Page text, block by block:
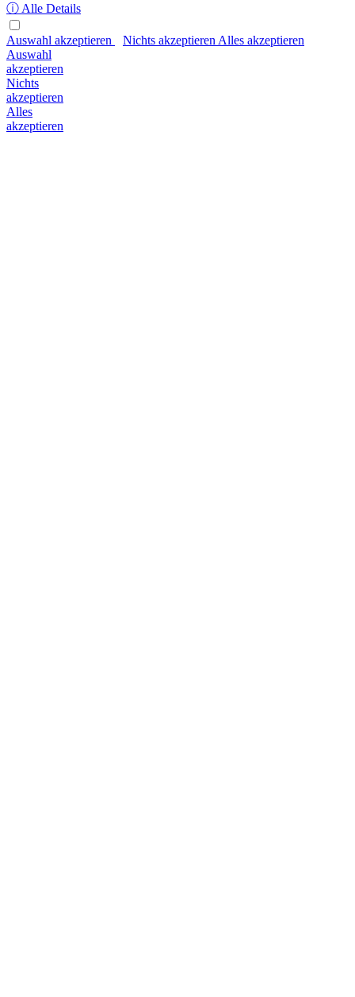
ⓘ Alle Details
Auswahl akzeptieren Nichts akzeptierenAlles akzeptieren
Auswahl
akzeptieren
Nichts
akzeptieren
Alles
akzeptieren